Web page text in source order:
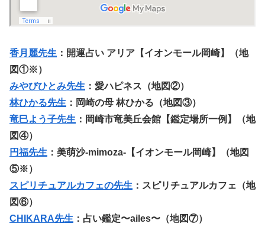
香月麗先生 ：開運占い アリア【イオンモール岡崎】
（地
図①※）
みやびひとみ先生 ：愛ハピネス （地図②）
林ひかる先生 ：岡崎の母 林ひかる（地図③）
竜巳よう子先生 ：岡崎市竜美丘会館【鑑定場所一例】（地
図④）
円福先生 ：美萌沙-mimoza-【イオンモール岡崎】（地図
⑤※）
スピリチュアルカフェの先生 ：スピリチュアルカフェ（地
図⑥）
CHIKARA先生 ：占い鑑定〜ailes〜（地図⑦）